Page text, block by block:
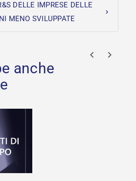
DELLE IMPRESE DELLE
MENO SVILUPPATE